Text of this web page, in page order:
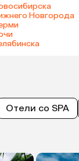
Новгорода
Отели со SPA